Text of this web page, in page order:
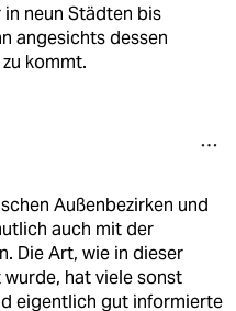
neun Städten bis
angesichts dessen
kommt.
Außenbezirken und
auch mit der
Die Art, wie in dieser
hat viele sonst
eigentlich gut informierte